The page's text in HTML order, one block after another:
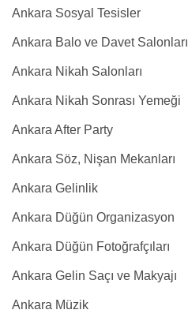
Ankara Sosyal Tesisler
Ankara Balo ve Davet Salonları
Ankara Nikah Salonları
Ankara Nikah Sonrası Yemeği
Ankara After Party
Ankara Söz, Nişan Mekanları
Ankara Gelinlik
Ankara Düğün Organizasyon
Ankara Düğün Fotoğrafçıları
Ankara Gelin Saçı ve Makyajı
Ankara Müzik